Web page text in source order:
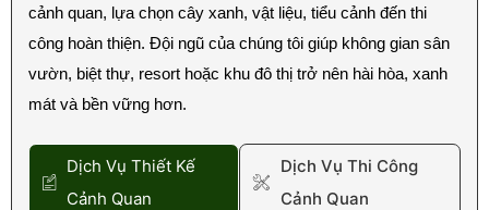
cảnh quan, lựa chọn cây xanh, vật liệu, tiểu cảnh đến thi
công hoàn thiện. Đội ngũ của chúng tôi giúp không gian sân
vườn, biệt thự, resort hoặc khu đô thị trở nên hài hòa, xanh
mát và bền vững hơn.
Dịch Vụ Thiết Kế
Cảnh Quan
Dịch Vụ Thi Công
Cảnh Quan